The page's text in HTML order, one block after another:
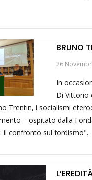
BRUNO
26
In
Di Vittorio
Trentin, i socialismi
– ospitato dalla
il confronto sul fordismo".